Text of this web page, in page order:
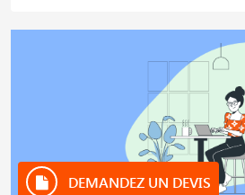
DEMANDEZ UN DEVIS